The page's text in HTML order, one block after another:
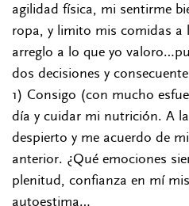
agilidad física, mi sentirme
ropa, y limito mis comidas a
arreglo a lo que yo
dos decisiones y
1) Consigo (con mucho
día y cuidar mi nutrición. A
despierto y me acuerdo de
anterior. ¿Qué emociones
plenitud, confianza en mí
autoestima…